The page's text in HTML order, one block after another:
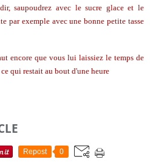
saupoudrez avec le sucre glace et le
par exemple avec une bonne petite tasse
encore que vous lui laissiez le temps de
qui restait au bout d'une heure
Repost 0